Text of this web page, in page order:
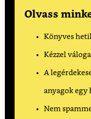
Olvass
Könyves
Kézzel
A
anyagok egy
Nem